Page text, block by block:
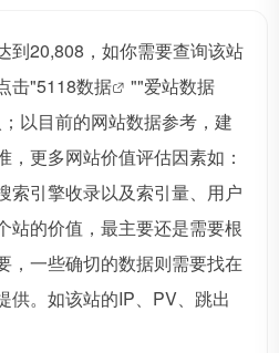
到20,808，如你需要查询该站
击"5118数据 ""爱站数据
以目前的网站数据参考，建
更多网站价值评估因素如：
索引擎收录以及索引量、用户
站的价值，最主要还是需要根
，一些确切的数据则需要找在
供。如该站的IP、PV、跳出